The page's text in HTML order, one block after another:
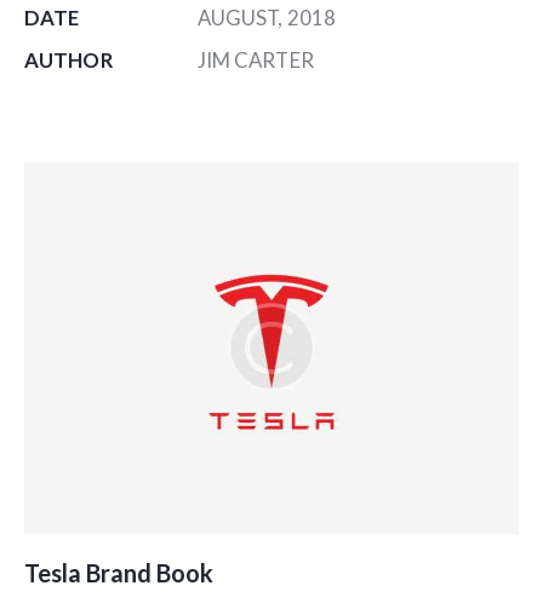
DATE
AUGUST, 2018
AUTHOR
JIM CARTER
Tesla Brand Book